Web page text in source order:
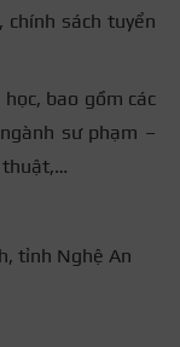
chính sách tuyển
bao gồm các
sư phạm –
thuật,…
tỉnh Nghệ An